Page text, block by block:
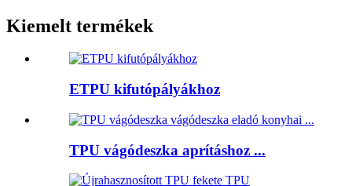
Kiemelt termékek
ETPU kifutópályákhoz
TPU vágódeszka aprításhoz ...